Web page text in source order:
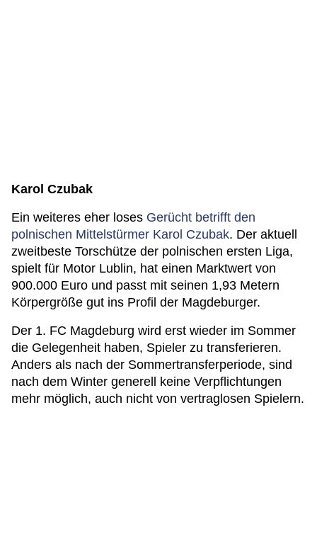
Karol Czubak
Ein weiteres eher loses Gerücht betrifft den
polnischen Mittelstürmer Karol Czubak. Der aktuell
zweitbeste Torschütze der polnischen ersten Liga,
spielt für Motor Lublin, hat einen Marktwert von
900.000 Euro und passt mit seinen 1,93 Metern
Körpergröße gut ins Profil der Magdeburger.
Der 1. FC Magdeburg wird erst wieder im Sommer
die Gelegenheit haben, Spieler zu transferieren.
Anders als nach der Sommertransferperiode, sind
nach dem Winter generell keine Verpflichtungen
mehr möglich, auch nicht von vertraglosen Spielern.